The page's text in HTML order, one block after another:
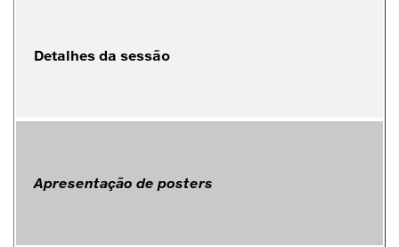
Detalhes da sessão
Apresentação de posters